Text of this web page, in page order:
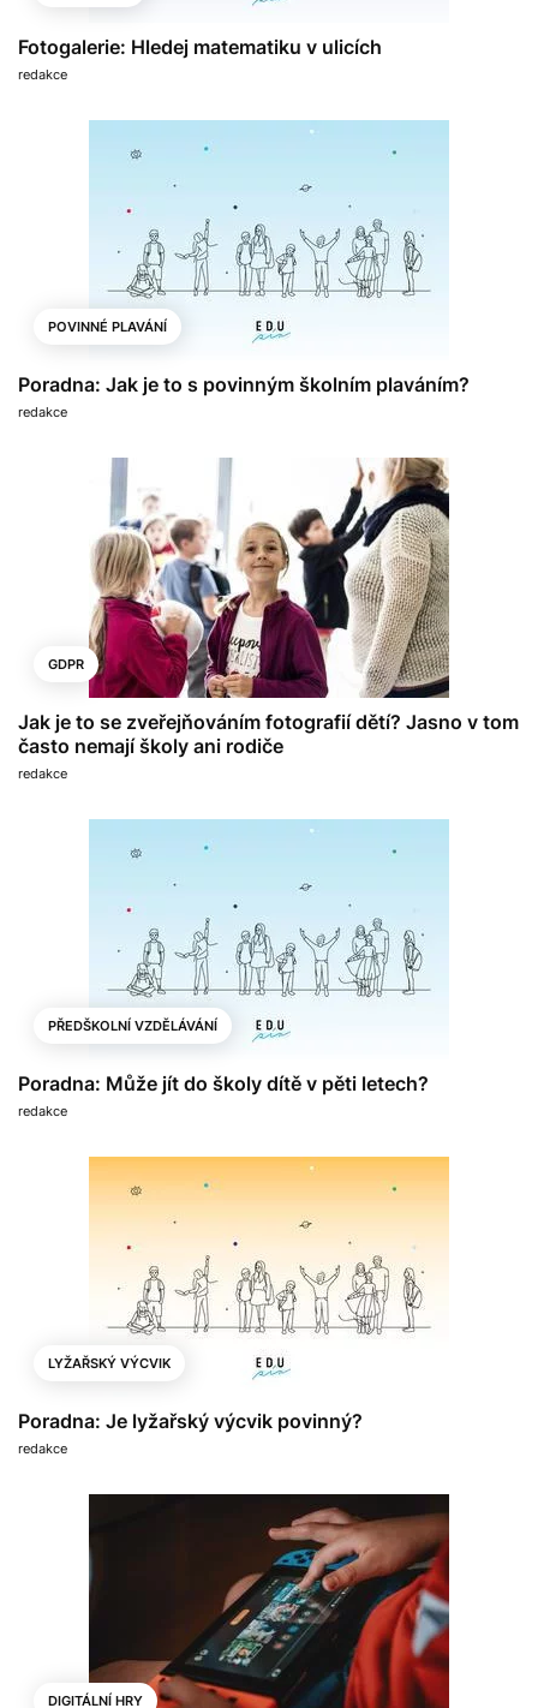
Fotogalerie: Hledej matematiku v ulicích
redakce
POVINNÉ PLAVÁNÍ
Poradna: Jak je to s povinným školním plaváním?
redakce
GDPR
Jak je to se zveřejňováním fotografií dětí? Jasno v tom
často nemají školy ani rodiče
redakce
PŘEDŠKOLNÍ VZDĚLÁVÁNÍ
Poradna: Může jít do školy dítě v pěti letech?
redakce
LYŽAŘSKÝ VÝCVIK
Poradna: Je lyžařský výcvik povinný?
redakce
DIGITÁLNÍ HRY